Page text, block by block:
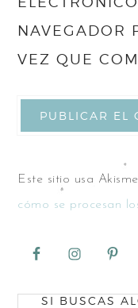
NAVEGADOR
VEZ QUE
Este sitio usa
cómo se procesan
SI BUSCAS